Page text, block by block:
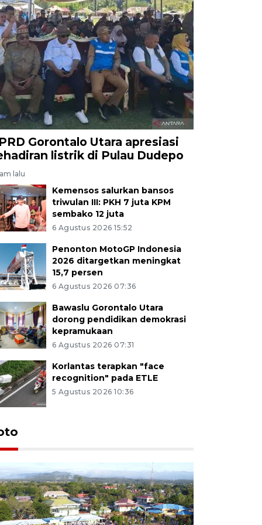
Gorontalo Utara apresiasi
listrik di Pulau Dudepo
lalu
Kemensos salurkan bansos
triwulan III: PKH 7 juta KPM
sembako 12 juta
6 Agustus 2026 15:52
Penonton MotoGP Indonesia
2026 ditargetkan meningkat
15,7 persen
6 Agustus 2026 07:36
Bawaslu Gorontalo Utara
dorong pendidikan demokrasi
kepramukaan
6 Agustus 2026 07:31
Korlantas terapkan "face
recognition" pada ETLE
5 Agustus 2026 10:36